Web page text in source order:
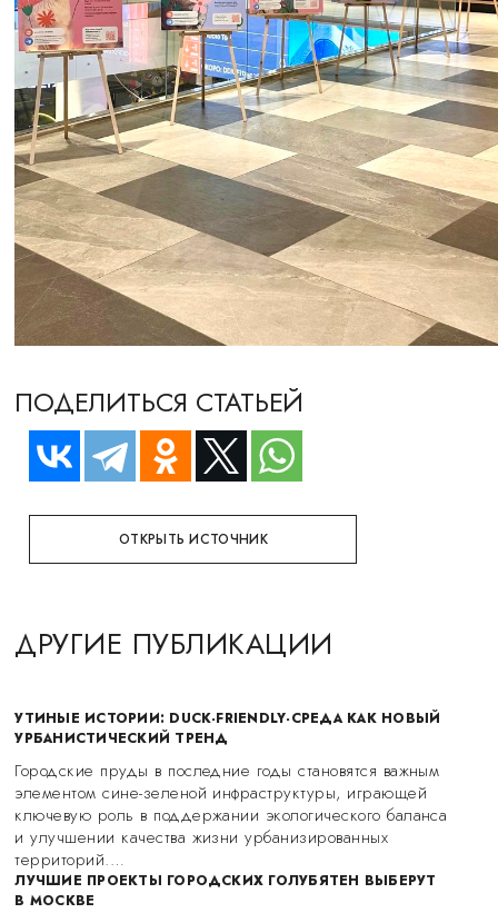
ПОДЕЛИТЬСЯ СТАТЬЕЙ
ОТКРЫТЬ ИСТОЧНИК
ДРУГИЕ ПУБЛИКАЦИИ
УТИНЫЕ ИСТОРИИ: DUCK-FRIENDLY-СРЕДА КАК НОВЫЙ
УРБАНИСТИЧЕСКИЙ ТРЕНД
Городские пруды в последние годы становятся важным
элементом сине-зеленой инфраструктуры, играющей
ключевую роль в поддержании экологического баланса
и улучшении качества жизни урбанизированных
территорий.…
ЛУЧШИЕ ПРОЕКТЫ ГОРОДСКИХ ГОЛУБЯТЕН ВЫБЕРУТ
В МОСКВЕ